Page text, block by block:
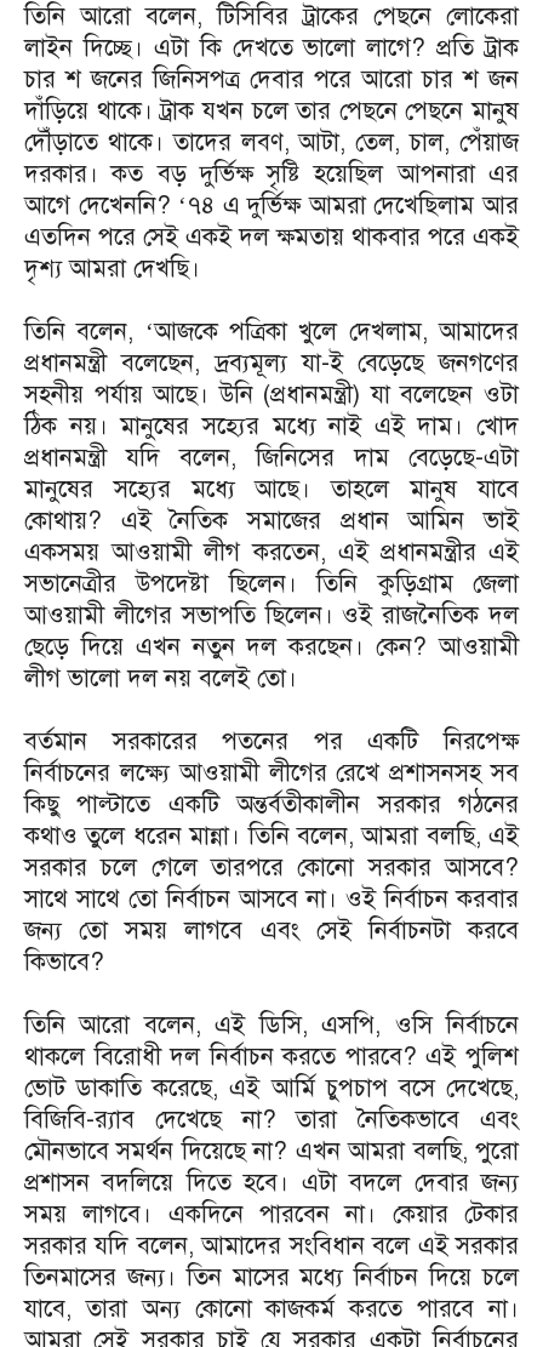
তিনি আরো বলেন, টিসিবির ট্রাকের পেছনে লোকেরা
লাইন দিচ্ছে। এটা কি দেখতে ভালো লাগে? প্রতি ট্রাক
চার শ জনের জিনিসপত্র দেবার পরে আরো চার শ জন
দাঁড়িয়ে থাকে। ট্রাক যখন চলে তার পেছনে পেছনে মানুষ
দৌঁড়াতে থাকে। তাদের লবণ, আটা, তেল, চাল, পেঁয়াজ
দরকার। কত বড় দুর্ভিক্ষ সৃষ্টি হয়েছিল আপনারা এর
আগে দেখেননি? ‘৭৪ এ দুর্ভিক্ষ আমরা দেখেছিলাম আর
এতদিন পরে সেই একই দল ক্ষমতায় থাকবার পরে একই
দৃশ্য আমরা দেখছি।
তিনি বলেন, ‘আজকে পত্রিকা খুলে দেখলাম, আমাদের
প্রধানমন্ত্রী বলেছেন, দ্রব্যমূল্য যা-ই বেড়েছে জনগণের
সহনীয় পর্যায় আছে। উনি (প্রধানমন্ত্রী) যা বলেছেন ওটা
ঠিক নয়। মানুষের সহ্যের মধ্যে নাই এই দাম। খোদ
প্রধানমন্ত্রী যদি বলেন, জিনিসের দাম বেড়েছে-এটা
মানুষের সহ্যের মধ্যে আছে। তাহলে মানুষ যাবে
কোথায়? এই নৈতিক সমাজের প্রধান আমিন ভাই
একসময় আওয়ামী লীগ করতেন, এই প্রধানমন্ত্রীর এই
সভানেত্রীর উপদেষ্টা ছিলেন। তিনি কুড়িগ্রাম জেলা
আওয়ামী লীগের সভাপতি ছিলেন। ওই রাজনৈতিক দল
ছেড়ে দিয়ে এখন নতুন দল করছেন। কেন? আওয়ামী
লীগ ভালো দল নয় বলেই তো।
বর্তমান সরকারের পতনের পর একটি নিরপেক্ষ
নির্বাচনের লক্ষ্যে আওয়ামী লীগের রেখে প্রশাসনসহ সব
কিছু পাল্টাতে একটি অন্তর্বতীকালীন সরকার গঠনের
কথাও তুলে ধরেন মান্না। তিনি বলেন, আমরা বলছি, এই
সরকার চলে গেলে তারপরে কোনো সরকার আসবে?
সাথে সাথে তো নির্বাচন আসবে না। ওই নির্বাচন করবার
জন্য তো সময় লাগবে এবং সেই নির্বাচনটা করবে
কিভাবে?
তিনি আরো বলেন, এই ডিসি, এসপি, ওসি নির্বাচনে
থাকলে বিরোধী দল নির্বাচন করতে পারবে? এই পুলিশ
ভোট ডাকাতি করেছে, এই আর্মি চুপচাপ বসে দেখেছে,
বিজিবি-র‌্যাব দেখেছে না? তারা নৈতিকভাবে এবং
মৌনভাবে সমর্থন দিয়েছে না? এখন আমরা বলছি, পুরো
প্রশাসন বদলিয়ে দিতে হবে। এটা বদলে দেবার জন্য
সময় লাগবে। একদিনে পারবেন না। কেয়ার টেকার
সরকার যদি বলেন, আমাদের সংবিধান বলে এই সরকার
তিনমাসের জন্য। তিন মাসের মধ্যে নির্বাচন দিয়ে চলে
যাবে, তারা অন্য কোনো কাজকর্ম করতে পারবে না।
আমরা সেই সরকার চাই যে সরকার একটা নির্বাচনের